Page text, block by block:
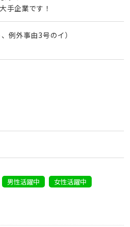
手企業です！
例外事由3号のイ）
男性活躍中 女性活躍中